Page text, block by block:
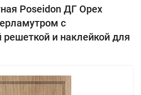
Poseidon ДГ Орех
с
решеткой и наклейкой для